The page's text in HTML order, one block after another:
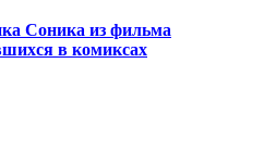
Соника из фильма
в комиксах